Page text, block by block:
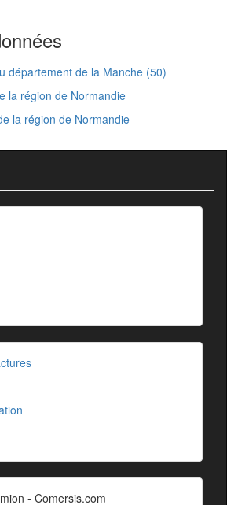
département de la Manche (50)
la région de Normandie
la région de Normandie
- Comersis.com